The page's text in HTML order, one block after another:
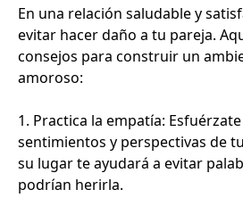
En una relación saludable y
evitar hacer daño a tu pareja.
consejos para construir un
amoroso:
1. Practica la empatía:
sentimientos y perspectivas de
su lugar te ayudará a evitar
podrían herirla.